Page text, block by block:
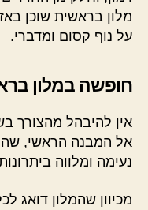
מלון בראשית שוכן
על נוף קסום ומדברי.
חופשה במלון
אין להיבהל מהצורך
אל המבנה הראשי,
נעימה ומלווה
מכיוון שהמלון דואג